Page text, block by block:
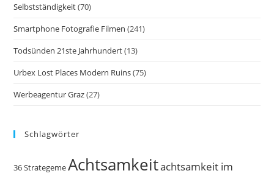
Selbstständigkeit(70)
Smartphone Fotografie Filmen (241)
Todsünden 21ste Jahrhundert(13)
Urbex Lost Places Modern Ruins(75)
Werbeagentur Graz(27)
Schlagwörter
36 StrategemeAchtsamkeitachtsamkeit im